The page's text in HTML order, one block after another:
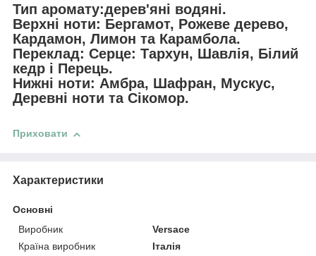
Тип аромату:дерев'яні водяні.
Верхні ноти: Бергамот, Рожеве дерево,
Кардамон, Лимон та Карамбола.
Переклад: Серце: Тархун, Шавлія, Білий
кедр і Перець.
Нижні ноти: Амбра, Шафран, Мускус,
Деревні ноти та Сікомор.
Приховати
Характеристики
Основні
Виробник
Versace
Країна виробник
Італія